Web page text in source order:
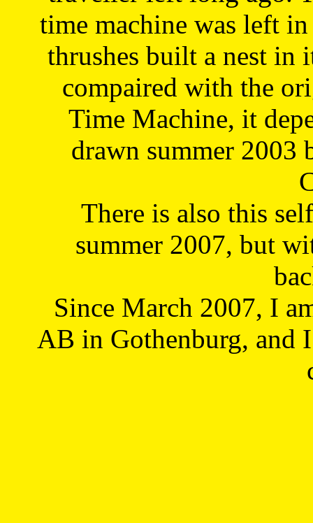
time machine was left
thrushes built a nest in
compaired with the
Time Machine, it
drawn summer 2003
There is also this
summer 2007, but
Since March 2007, I
AB in Gothenburg, and